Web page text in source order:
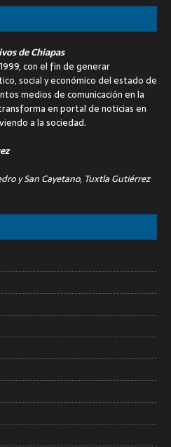
de Chiapas
con el fin de generar
social y económico del estado de
medios de comunicación en la
en portal de noticias en
a la sociedad.
y San Cayetano, Tuxtla Gutiérrez